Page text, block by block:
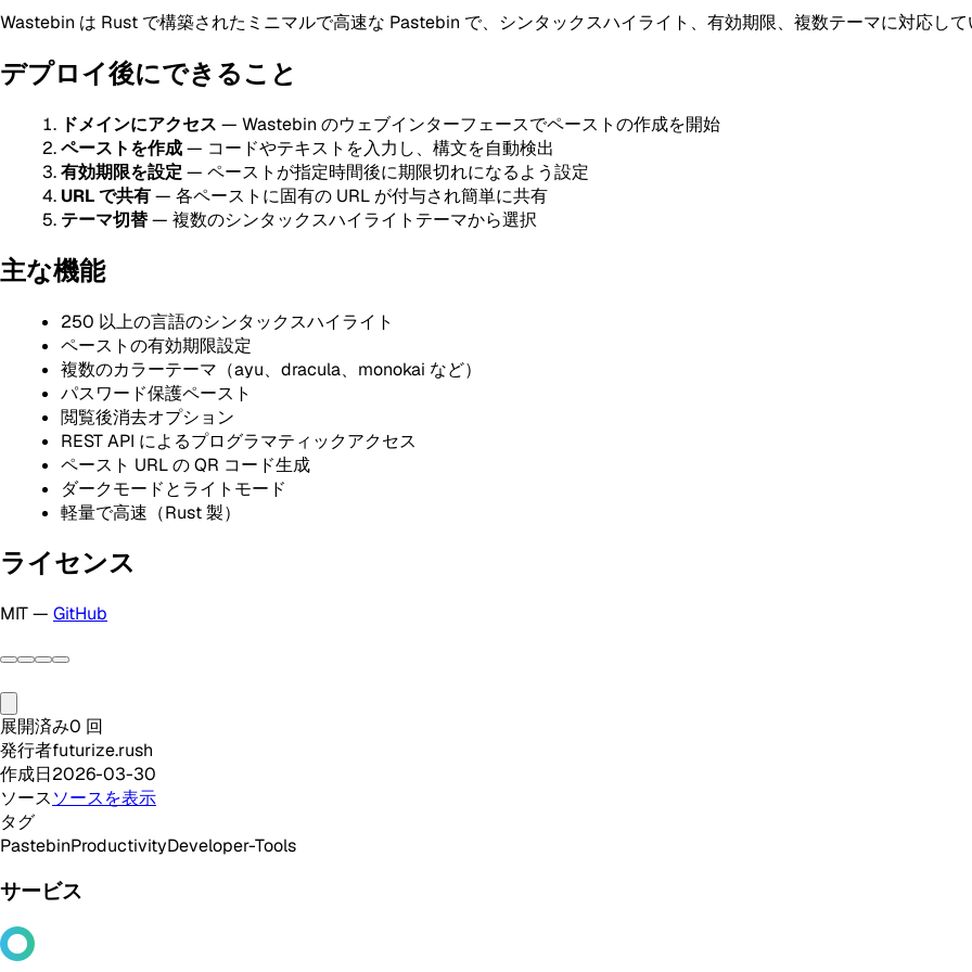
Wastebin は Rust で構築されたミニマルで高速な Pastebin で、シンタックスハイライト、有効期限、複数テーマに対応して
デプロイ後にできること
ドメインにアクセス — Wastebin のウェブインターフェースでペーストの作成を開始
ペーストを作成— コードやテキストを入力し、構文を自動検出
有効期限を設定 — ペーストが指定時間後に期限切れになるよう設定
URL で共有— 各ペーストに固有の URL が付与され簡単に共有
テーマ切替— 複数のシンタックスハイライトテーマから選択
主な機能
250 以上の言語のシンタックスハイライト
ペーストの有効期限設定
複数のカラーテーマ（ayu、dracula、monokai など）
パスワード保護ペースト
閲覧後消去オプション
REST API によるプログラマティックアクセス
ペースト URL の QR コード生成
ダークモードとライトモード
軽量で高速（Rust 製）
ライセンス
MIT — GitHub
展開済み0 回
発行者futurize.rush
作成日2026-03-30
ソースソースを表示
タグ
PastebinProductivityDeveloper-Tools
サービス